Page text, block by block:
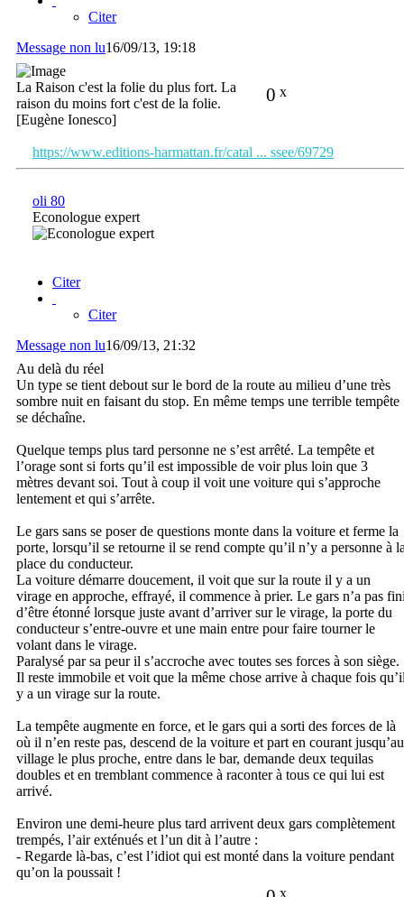
Citer
Message non lu16/09/13, 19:18
0 x
La Raison c'est la folie du plus fort. La
raison du moins fort c'est de la folie.
[Eugène Ionesco]
https://www.editions-harmattan.fr/catal ... ssee/69729
oli 80
Econologue expert
Citer
Citer
Message non lu16/09/13, 21:32
Au delà du réel
Un type se tient debout sur le bord de la route au milieu d’une très
sombre nuit en faisant du stop. En même temps une terrible tempête
se déchaîne.
Quelque temps plus tard personne ne s’est arrêté. La tempête et
l’orage sont si forts qu’il est impossible de voir plus loin que 3
mètres devant soi. Tout à coup il voit une voiture qui s’approche
lentement et qui s’arrête.
Le gars sans se poser de questions monte dans la voiture et ferme la
porte, lorsqu’il se retourne il se rend compte qu’il n’y a personne à
place du conducteur.
La voiture démarre doucement, il voit que sur la route il y a un
virage en approche, effrayé, il commence à prier. Le gars n’a pas
d’être étonné lorsque juste avant d’arriver sur le virage, la porte du
conducteur s’entre-ouvre et une main entre pour faire tourner le
volant dans le virage.
Paralysé par sa peur il s’accroche avec toutes ses forces à son siège.
Il reste immobile et voit que la même chose arrive à chaque fois
y a un virage sur la route.
La tempête augmente en force, et le gars qui a sorti des forces de là
où il n’en reste pas, descend de la voiture et part en courant jusqu’au
village le plus proche, entre dans le bar, demande deux tequilas
doubles et en tremblant commence à raconter à tous ce qui lui est
arrivé.
Environ une demi-heure plus tard arrivent deux gars complètement
trempés, l’air exténués et l’un dit à l’autre :
- Regarde là-bas, c’est l’idiot qui est monté dans la voiture pendant
qu’on la poussait !
x